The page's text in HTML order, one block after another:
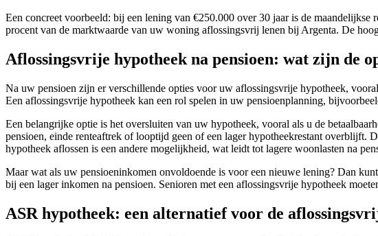
Een concreet voorbeeld: bij een lening van €250.000 over 30 jaar is de
procent van de marktwaarde van uw woning aflossingsvrij lenen bij Argenta. De
Aflossingsvrije hypotheek na pensioen: wat zijn de
Na uw pensioen zijn er verschillende opties voor uw aflossingsvrije hypotheek,
Een aflossingsvrije hypotheek kan een rol spelen in uw pensioenplanning,
Een belangrijke optie is het oversluiten van uw hypotheek, vooral als u de
pensioen, einde renteaftrek of looptijd geen of een lager hypotheekrestant overblijft.
hypotheek aflossen is een andere mogelijkheid, wat leidt tot lagere woonlasten na
Maar wat als uw pensioeninkomen onvoldoende is voor een nieuwe lening? Dan
bij een lager inkomen na pensioen. Senioren met een aflossingsvrije hypotheek
ASR hypotheek: een alternatief voor de